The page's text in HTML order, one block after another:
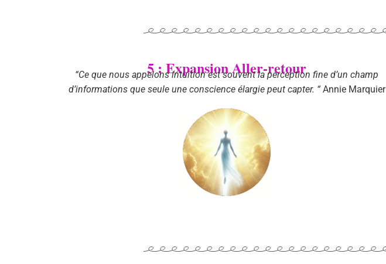
5 : Expansion Aller-retour
“Ce que nous appelons intuition est souvent la perception fine d’un champ
d’informations que seule une conscience élargie peut capter. “Annie Marquier